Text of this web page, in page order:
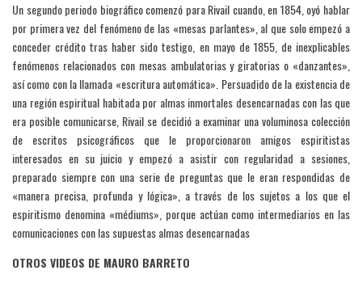
Un segundo periodo biográfico comenzó para Rivail cuando, en 1854, oyó hablar
por primera vez del fenómeno de las «mesas parlantes», al que solo empezó a
conceder crédito tras haber sido testigo, en mayo de 1855, de inexplicables
fenómenos relacionados con mesas ambulatorias y giratorias o «danzantes»,
así como con la llamada «escritura automática». Persuadido de la existencia de
una región espiritual habitada por almas inmortales desencarnadas con las que
era posible comunicarse, Rivail se decidió a examinar una voluminosa colección
de escritos psicográficos que le proporcionaron amigos espiritistas
interesados en su juicio y empezó a asistir con regularidad a sesiones,
preparado siempre con una serie de preguntas que le eran respondidas de
«manera precisa, profunda y lógica», a través de los sujetos a los que el
espiritismo denomina «médiums», porque actúan como intermediarios en las
comunicaciones con las supuestas almas desencarnadas
OTROS VIDEOS DE MAURO BARRETO